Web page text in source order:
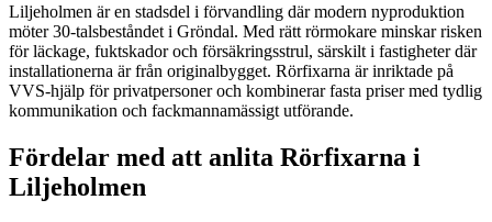
Liljeholmen är en stadsdel i förvandling där modern nyproduktion
möter 30‑talsbeståndet i Gröndal. Med rätt rörmokare minskar risken
för läckage, fuktskador och försäkringsstrul, särskilt i fastigheter där
installationerna är från originalbygget. Rörfixarna är inriktade på
VVS‑hjälp för privatpersoner och kombinerar fasta priser med tydlig
kommunikation och fackmannamässigt utförande.
Fördelar med att anlita Rörfixarna i
Liljeholmen